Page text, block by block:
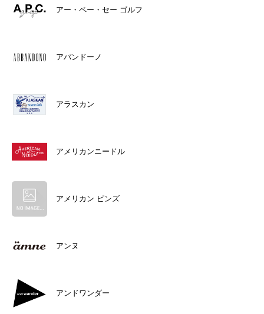
アー・ペー・セー ゴルフ
アバンドーノ
アラスカン
アメリカンニードル
アメリカン ピンズ
アンヌ
アンドワンダー